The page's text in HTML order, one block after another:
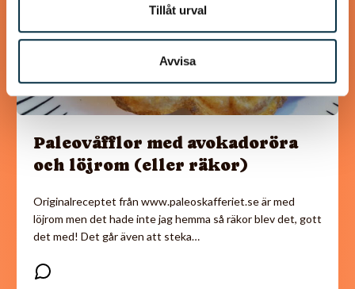
Tillåt urval
Avvisa
Paleovåfflor med avokadoröra
och löjrom (eller räkor)
Originalreceptet från www.paleoskafferiet.se är med
löjrom men det hade inte jag hemma så räkor blev det, gott
det med! Det går även att steka…